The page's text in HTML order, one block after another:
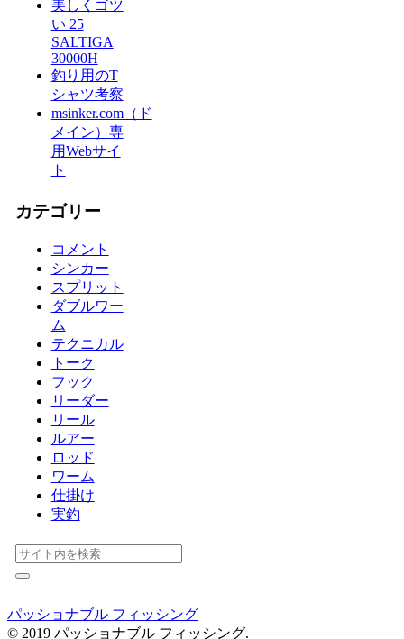
美しくゴツ
い 25
SALTIGA
30000H
釣り用のT
シャツ考察
msinker.com（ド
メイン）専
用Webサイ
ト
カテゴリー
コメント
シンカー
スプリット
ダブルワー
ム
テクニカル
トーク
フック
リーダー
リール
ルアー
ロッド
ワーム
仕掛け
実釣
パッショナブル フィッシング
© 2019 パッショナブル フィッシング.